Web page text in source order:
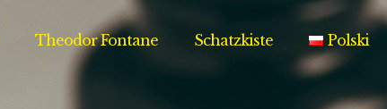
Theodor Fontane Schatzkiste Polski